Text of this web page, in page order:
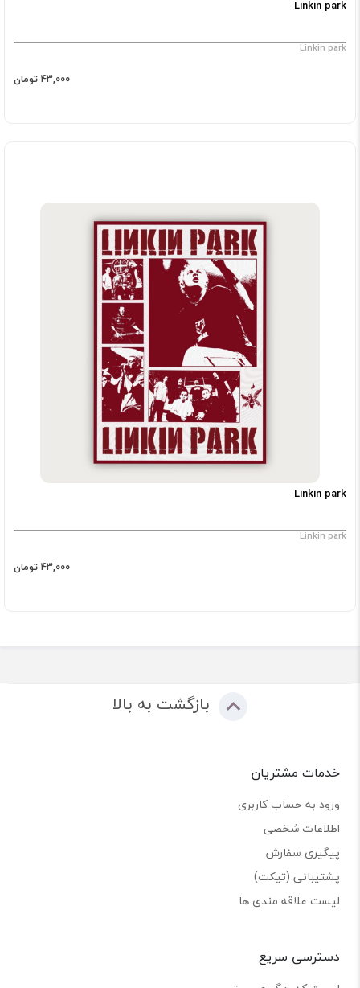
Linkin park
Linkin park
43,000 تومان
Linkin park
Linkin park
43,000 تومان
بازگشت به بالا
خدمات مشتریان
ورود به حساب کاربری
اطلاعات شخصی
پیگیری سفارش
پشتیبانی (تیکت)
لیست علاقه مندی ها
دسترسی سریع